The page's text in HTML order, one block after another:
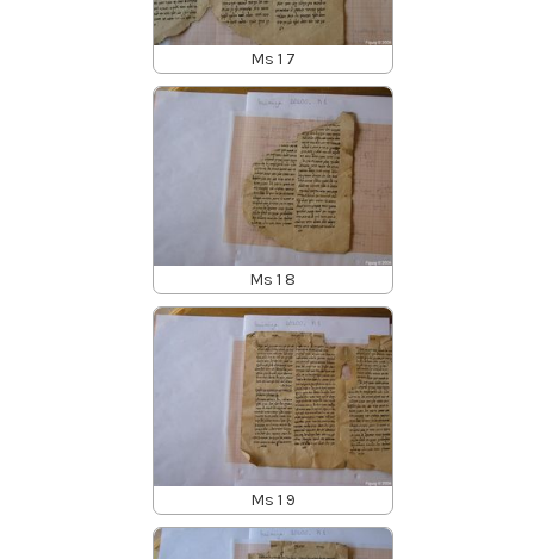
Ms 1 7
Ms 1 8
Ms 1 9